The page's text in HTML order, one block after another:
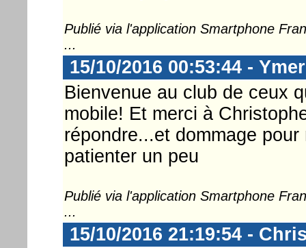
Publié via l'application Smartphone
...
15/10/2016 00:53:44 -
Bienvenue au club de ceux
mobile! Et merci à
répondre...et dommage
patienter un peu
Publié via l'application Smartphone
...
15/10/2016 21:19:54 -